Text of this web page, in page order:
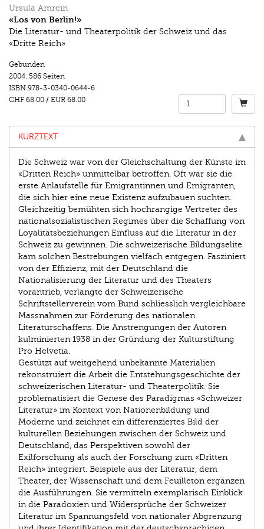
Ursula Amrein
«Los von Berlin!»
Die Literatur- und Theaterpolitik der Schweiz und das
«Dritte Reich»
Gebunden
2004. 586 Seiten
ISBN 978-3-0340-0644-6
CHF 68.00 / EUR 68.00
KURZTEXT
Die Schweiz war von der Gleichschaltung der Künste im
«Dritten Reich» unmittelbar betroffen. Oft war sie die
erste Anlaufstelle für Emigrantinnen und Emigranten,
die sich hier eine neue Existenz aufzubauen suchten.
Gleichzeitig bemühten sich hochrangige Vertreter des
nationalsozialistischen Regimes über die Schaffung von
Loyalitätsbeziehungen Einfluss auf die Literatur in der
Schweiz zu gewinnen. Die schweizerische Bildungselite
kam solchen Bestrebungen vielfach entgegen. Fasziniert
von der Effizienz, mit der Deutschland die
Nationalisierung der Literatur und des Theaters
vorantrieb, verlangte der Schweizerische
Schriftstellerverein vom Bund schliesslich vergleichbare
Massnahmen zur Förderung des nationalen
Literaturschaffens. Die Anstrengungen der Autoren
kulminierten 1938 in der Gründung der Kulturstiftung
Pro Helvetia.
Gestützt auf weitgehend unbekannte Materialien
rekonstruiert die Arbeit die Entstehungsgeschichte der
schweizerischen Literatur- und Theaterpolitik. Sie
problematisiert die Genese des Paradigmas «Schweizer
Literatur» im Kontext von Nationenbildung und
Moderne und zeichnet ein differenziertes Bild der
kulturellen Beziehungen zwischen der Schweiz und
Deutschland, das Perspektiven sowohl der
Exilforschung als auch der Forschung zum «Dritten
Reich» integriert. Beispiele aus der Literatur, dem
Theater, der Wissenschaft und dem Feuilleton ergänzen
die Ausführungen. Sie vermitteln exemplarisch Einblick
in die Paradoxien und Widersprüche der Schweizer
Literatur im Spannungsfeld von nationaler Abgrenzung